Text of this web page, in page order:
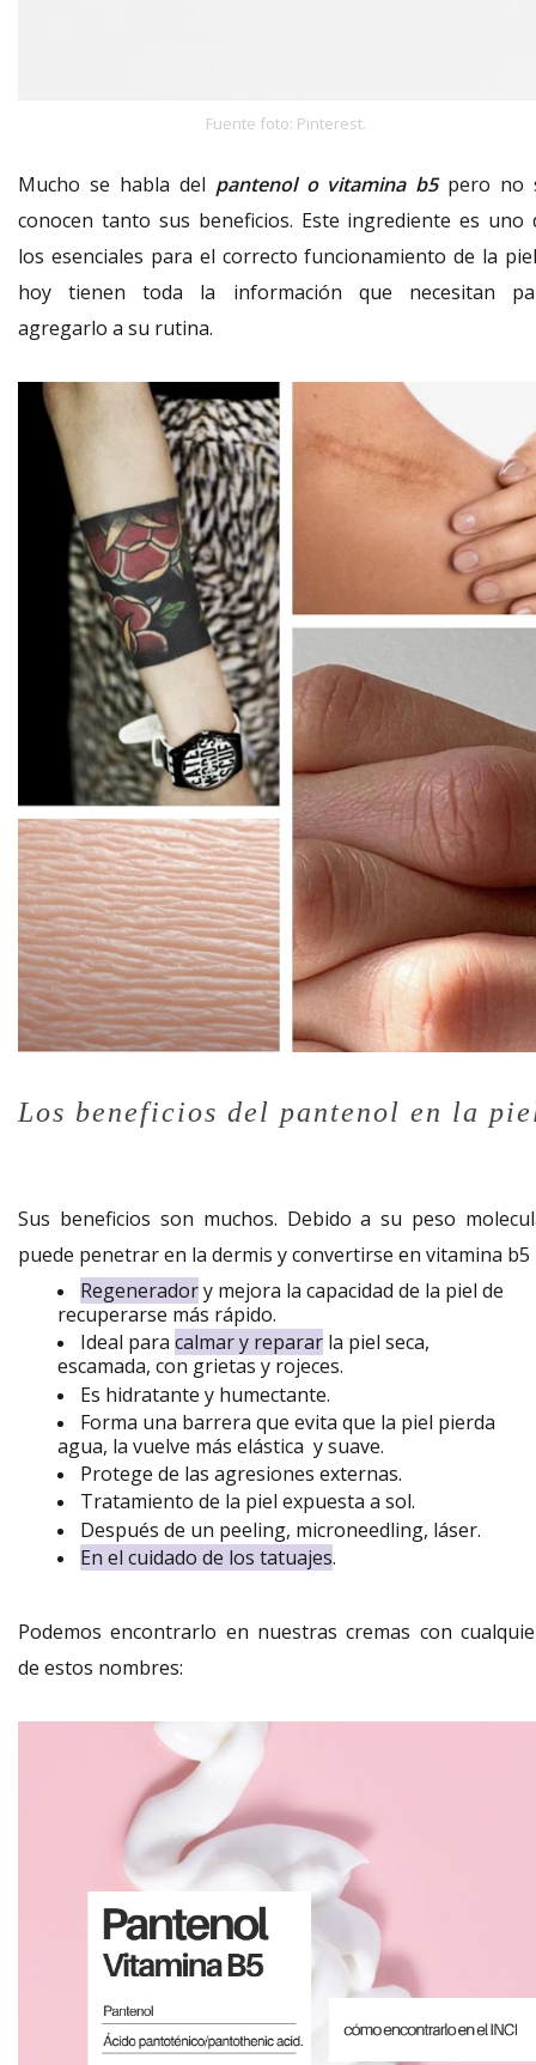
Fuente foto: Pinterest.
Mucho se habla del pantenol o vitamina b5pero no
conocen tanto sus beneficios. Este ingrediente es uno
los esenciales para el correcto funcionamiento de la
hoy tienen toda la información que necesitan
agregarlo a su rutina.
Los beneficios del pantenol en la
Sus beneficios son muchos. Debido a su peso
puede penetrar en la dermis y convertirse en vitamina b5
Regeneradory mejora la capacidad de la piel de
recuperarse más rápido.
Ideal para calmar y repararla piel seca,
escamada, con grietas y rojeces.
Es hidratante y humectante.
Forma una barrera que evita que la piel pierda
agua, la vuelve más elástica y suave.
Protege de las agresiones externas.
Tratamiento de la piel expuesta a sol.
Después de un peeling, microneedling, láser.
En el cuidado de los tatuajes.
Podemos encontrarlo en nuestras cremas con
de estos nombres: